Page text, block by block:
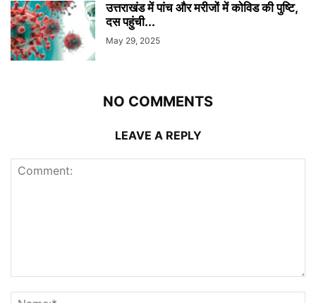
उत्तराखंड में पांच और मरीजों में कोविड की पुष्टि,
दस पहुंची...
May 29, 2025
NO COMMENTS
LEAVE A REPLY